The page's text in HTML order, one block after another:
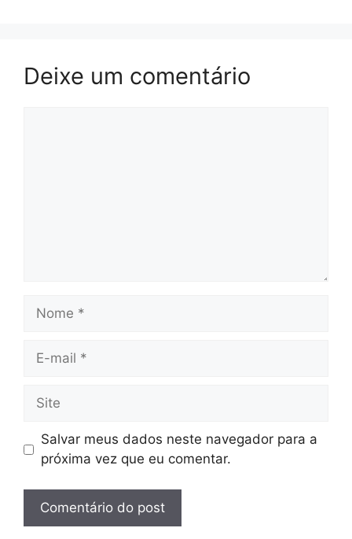
Deixe um comentário
Nome
Site
Salvar meus dados neste navegador para a
próxima vez que eu comentar.